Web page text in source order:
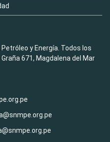
y Energía. Todos los
671, Magdalena del Mar